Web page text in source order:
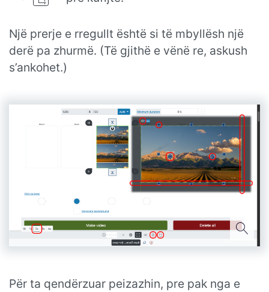
Një prerje e rregullt është si të mbyllësh një
derë pa zhurmë. (Të gjithë e vënë re, askush
s’ankohet.)
Për ta qendërzuar peizazhin, pre pak nga e